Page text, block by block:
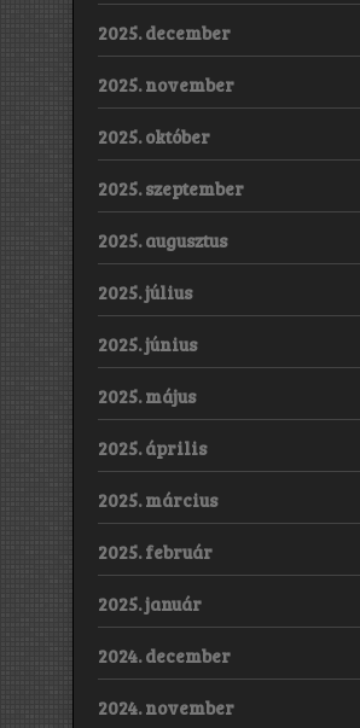
2025. december
2025. november
2025. október
2025. szeptember
2025. augusztus
2025. július
2025. június
2025. május
2025. április
2025. március
2025. február
2025. január
2024. december
2024. november